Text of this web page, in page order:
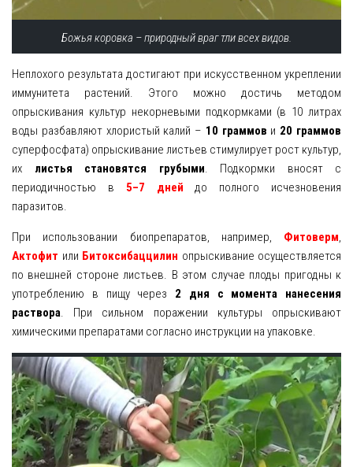
Божья коровка – природный враг тли всех видов.
Неплохого результата достигают при искусственном укреплении
иммунитета растений. Этого можно достичь методом
опрыскивания культур некорневыми подкормками (в 10 литрах
воды разбавляют хлористый калий – 10 граммов и 20 граммов
суперфосфата) опрыскивание листьев стимулирует рост культур,
их листья становятся грубыми. Подкормки вносят с
периодичностью в 5–7 дней до полного исчезновения
паразитов.
При использовании биопрепаратов, например, Фитоверм,
Актофит или Битоксибаццилин опрыскивание осуществляется
по внешней стороне листьев. В этом случае плоды пригодны к
употреблению в пищу через 2 дня с момента нанесения
раствора. При сильном поражении культуры опрыскивают
химическими препаратами согласно инструкции на упаковке.